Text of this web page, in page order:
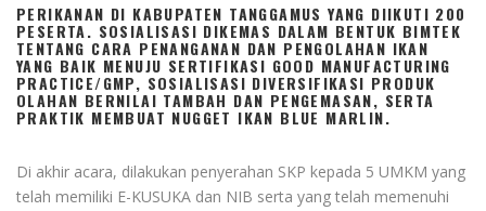
PERIKANAN DI KABUPATEN TANGGAMUS YANG DIIKUTI 200
PESERTA. SOSIALISASI DIKEMAS DALAM BENTUK BIMTEK
TENTANG CARA PENANGANAN DAN PENGOLAHAN IKAN
YANG BAIK MENUJU SERTIFIKASI GOOD MANUFACTURING
PRACTICE/GMP, SOSIALISASI DIVERSIFIKASI PRODUK
OLAHAN BERNILAI TAMBAH DAN PENGEMASAN, SERTA
PRAKTIK MEMBUAT NUGGET IKAN BLUE MARLIN.
Di akhir acara, dilakukan penyerahan SKP kepada 5 UMKM yang
telah memiliki E-KUSUKA dan NIB serta yang telah memenuhi